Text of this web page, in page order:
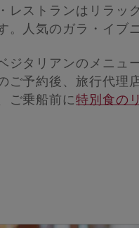
レストランはリラッ
。人気のガラ・イブ
ジタリアンのメニュ
ご予約後、旅行代理
ご乗船前に特別食の